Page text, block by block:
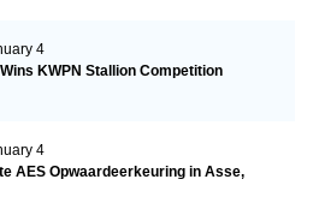
4
KWPN Stallion Competition
4
AES Opwaardeerkeuring in Asse,